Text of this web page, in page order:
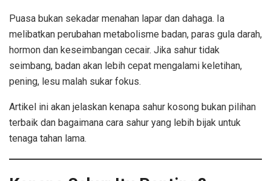
Puasa bukan sekadar menahan lapar dan dahaga. Ia
melibatkan perubahan metabolisme badan, paras gula darah,
hormon dan keseimbangan cecair. Jika sahur tidak
seimbang, badan akan lebih cepat mengalami keletihan,
pening, lesu malah sukar fokus.
Artikel ini akan jelaskan kenapa sahur kosong bukan pilihan
terbaik dan bagaimana cara sahur yang lebih bijak untuk
tenaga tahan lama.